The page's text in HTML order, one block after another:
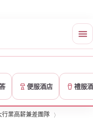
便服酒店 禮服
行業高薪兼差團隊